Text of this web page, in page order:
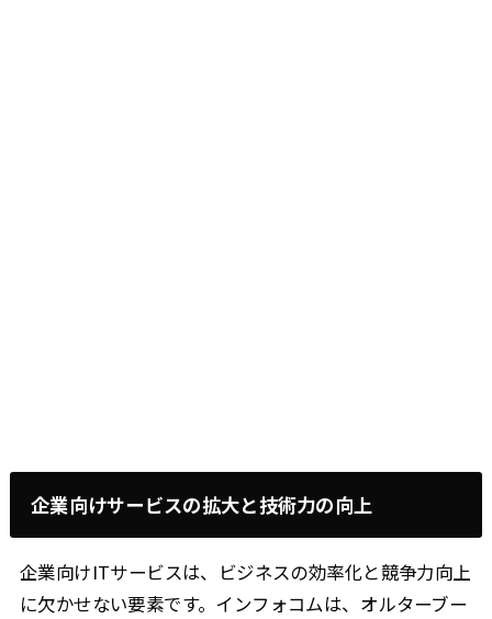
企業向けサービスの拡大と技術力の向上
企業向けITサービスは、ビジネスの効率化と競争力向上
に欠かせない要素です。インフォコムは、オルターブー